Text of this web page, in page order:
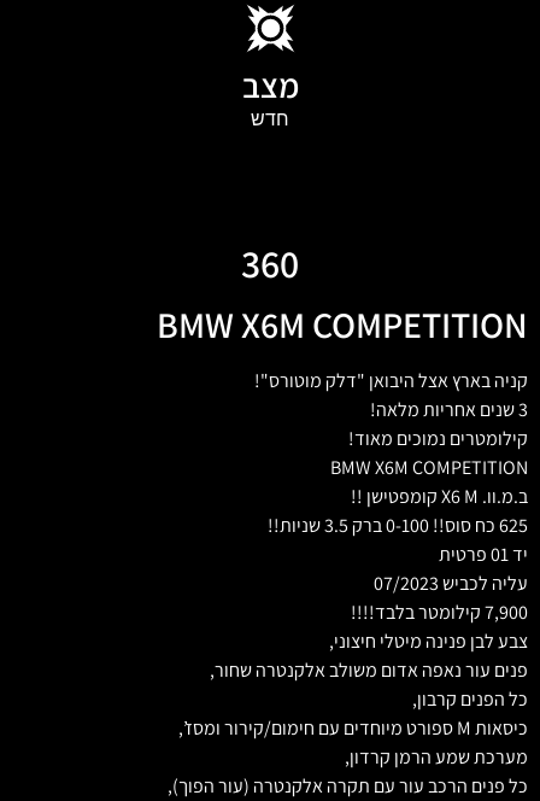
מצב
חדש
360
BMW X6M COMPETITION
קניה בארץ אצל היבואן "דלק מוטורס"!
3 שנים אחריות מלאה!
קילומטרים נמוכים מאוד!
BMW X6M COMPETITION
ב.מ.וו. X6 M קומפטישן !!
625 כח סוס!! 0-100 ברק 3.5 שניות!!
יד 01 פרטית
עליה לכביש 07/2023
7,900 קילומטר בלבד!!!!
צבע לבן פנינה מיטלי חיצוני,
פנים עור נאפה אדום משולב אלקנטרה שחור,
כל הפנים קרבון,
כיסאות M ספורט מיוחדים עם חימום/קירור ומסז’,
מערכת שמע הרמן קרדון,
כל פנים הרכב עור עם תקרה אלקנטרה (עור הפוך),